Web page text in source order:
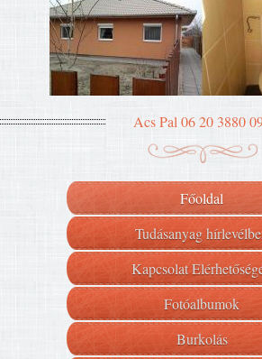
Acs Pal 06 20 3880
Főoldal
Tudásanyag
Kapcsolat
Fotóalbumok
Burkolás